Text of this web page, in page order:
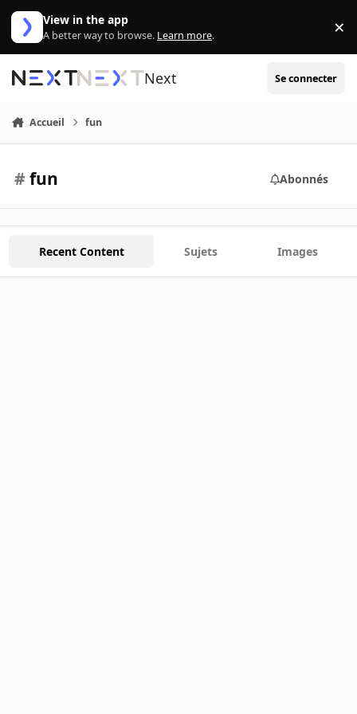
Aller au contenu
View in the app
A better way to browse. Learn more. ×
Next Se connecter
Accueil fun
# fun Abonnés
Recent Content Sujets Images